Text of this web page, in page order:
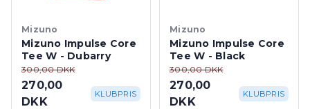
Mizuno
Mizuno Impulse Core
Tee W - Dubarry
300,00 DKK
270,00
DKK
KLUBPRIS
Mizuno
Mizuno Impulse Core
Tee W - Black
300,00 DKK
270,00
DKK
KLUBPRIS